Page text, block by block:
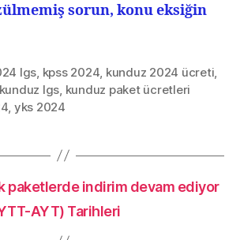
sorun, konu eksiğin
lgs kpss 2024 kunduz 2024 ücreti
kunduz lgs kunduz paket ücretleri
yks 2024
paketlerde indirim devam ediyor
AYT) Tarihleri